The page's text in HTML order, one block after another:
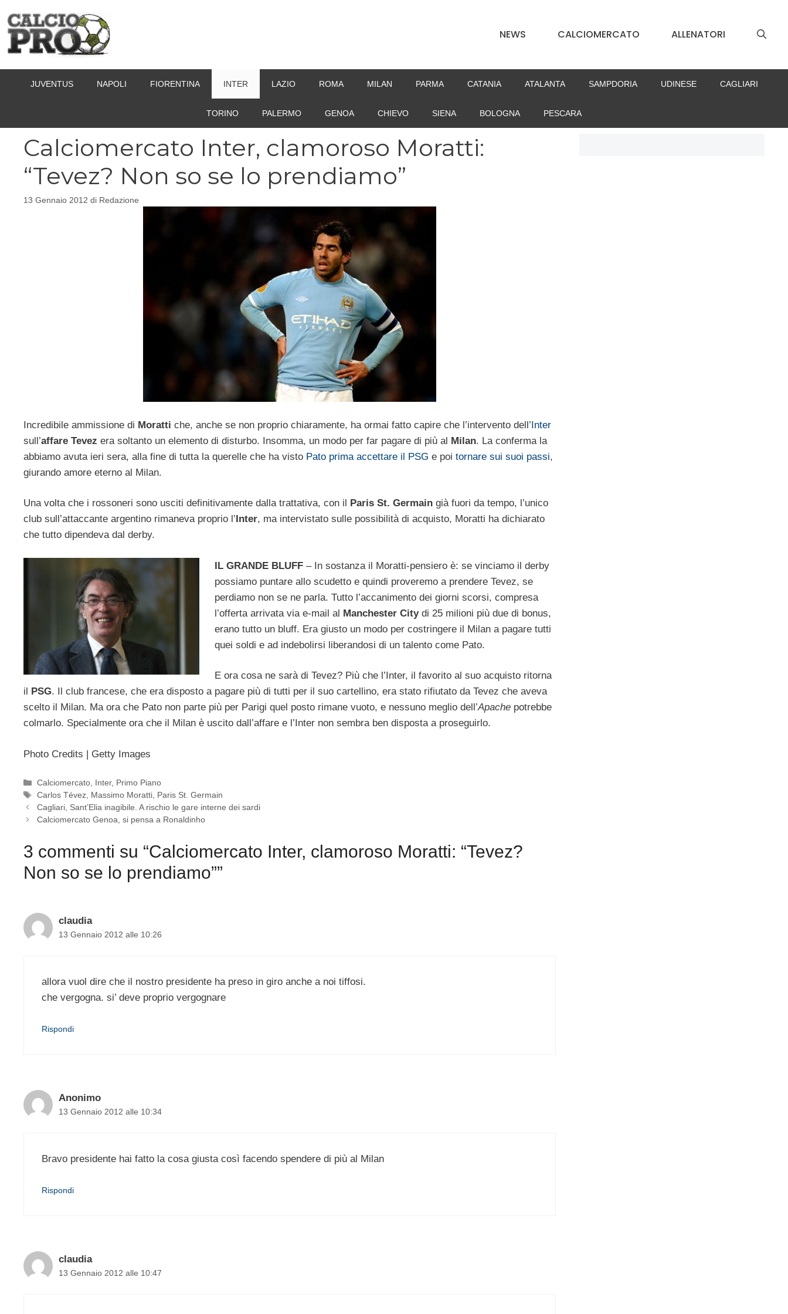
contenuto
NEWS CALCIOMERCATO ALLENATORI
JUVENTUS NAPOLI FIORENTINA INTER LAZIO ROMA MILAN PARMA CATANIA ATALANTA SAMPDORIA UDINESE CAGLIARI
TORINO PALERMO GENOA CHIEVO SIENA BOLOGNA PESCARA
Calciomercato Inter, clamoroso Moratti:
“Tevez? Non so se lo prendiamo”
13 Gennaio 2012 di Redazione
Incredibile ammissione di Moratti che, anche se non proprio chiaramente, ha ormai fatto capire che l’intervento dell’Inter
sull’affare Tevez era soltanto un elemento di disturbo. Insomma, un modo per far pagare di più al Milan. La conferma la
abbiamo avuta ieri sera, alla fine di tutta la querelle che ha visto Pato prima accettare il PSG e poi tornare sui suoi passi,
giurando amore eterno al Milan.
Una volta che i rossoneri sono usciti definitivamente dalla trattativa, con il Paris St. Germain già fuori da tempo, l’unico
club sull’attaccante argentino rimaneva proprio l’ Inter, ma intervistato sulle possibilità di acquisto, Moratti ha dichiarato
che tutto dipendeva dal derby.
IL GRANDE BLUFF– In sostanza il Moratti-pensiero è: se vinciamo il derby
possiamo puntare allo scudetto e quindi proveremo a prendere Tevez, se
perdiamo non se ne parla. Tutto l’accanimento dei giorni scorsi, compresa
l’offerta arrivata via e-mail al Manchester Citydi 25 milioni più due di bonus,
erano tutto un bluff. Era giusto un modo per costringere il Milan a pagare tutti
quei soldi e ad indebolirsi liberandosi di un talento come Pato.
E ora cosa ne sarà di Tevez? Più che l’Inter, il favorito al suo acquisto ritorna
il
PSG. Il club francese, che era disposto a pagare più di tutti per il suo cartellino, era stato rifiutato da Tevez che aveva
scelto il Milan. Ma ora che Pato non parte più per Parigi quel posto rimane vuoto, e nessuno meglio dell’Apache potrebbe
colmarlo. Specialmente ora che il Milan è uscito dall’affare e l’Inter non sembra ben disposta a proseguirlo.
Photo Credits | Getty Images
Categorie
Calciomercato, Inter, Primo Piano
Tag
Carlos Tévez, Massimo Moratti, Paris St. Germain
Cagliari, Sant’Elia inagibile. A rischio le gare interne dei sardi
Calciomercato Genoa, si pensa a Ronaldinho
3 commenti su “Calciomercato Inter, clamoroso Moratti: “Tevez?
Non so se lo prendiamo””
claudia
13 Gennaio 2012 alle 10:26
allora vuol dire che il nostro presidente ha preso in giro anche a noi tiffosi.
che vergogna. si’ deve proprio vergognare
Rispondi
Anonimo
13 Gennaio 2012 alle 10:34
Bravo presidente hai fatto la cosa giusta così facendo spendere di più al Milan
Rispondi
claudia
13 Gennaio 2012 alle 10:47